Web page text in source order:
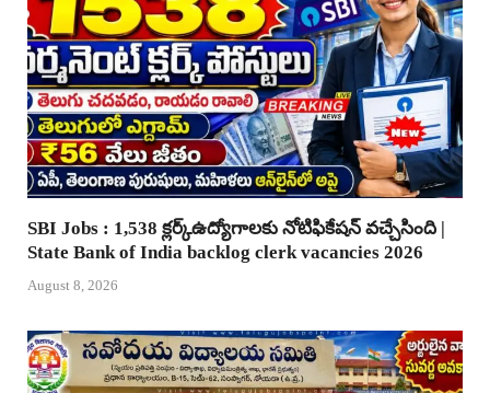
SBI Jobs : 1,538 క్లర్క్ఉద్యోగాలకు నోటిఫికేషన్ వచ్చేసింది |
State Bank of India backlog clerk vacancies 2026
August 8, 2026